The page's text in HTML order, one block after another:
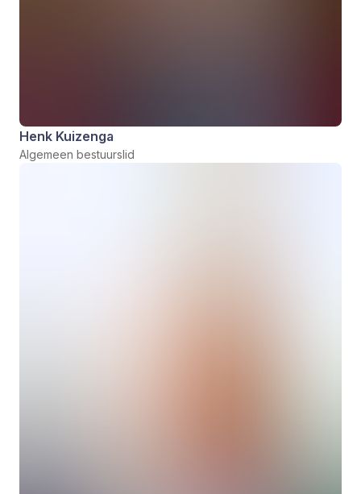
Henk Kuizenga
Algemeen bestuurslid